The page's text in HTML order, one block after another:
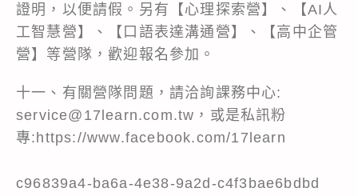
證明，以便請假。另有【心理探索營】、【AI人
工智慧營】、【口語表達溝通營】、【高中企管
營】等營隊，歡迎報名參加。
十一、有關營隊問題，請洽詢課務中心:
service@17learn.com.tw，或是私訊粉
專:https://www.facebook.com/17learn
c96839a4-ba6a-4e38-9a2d-c4f3bae6bdbd